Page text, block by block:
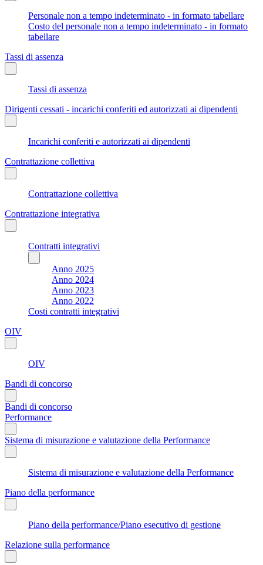
Personale non a tempo indeterminato - in formato tabellare
Costo del personale non a tempo indeterminato - in formato
tabellare
Tassi di assenza
Tassi di assenza
Dirigenti cessati - incarichi conferiti ed autorizzati ai dipendenti
Incarichi conferiti e autorizzati ai dipendenti
Contrattazione collettiva
Contrattazione collettiva
Contrattazione integrativa
Contratti integrativi
Anno 2025
Anno 2024
Anno 2023
Anno 2022
Costi contratti integrativi
OIV
OIV
Bandi di concorso
Bandi di concorso
Performance
Sistema di misurazione e valutazione della Performance
Sistema di misurazione e valutazione della Performance
Piano della performance
Piano della performance/Piano esecutivo di gestione
Relazione sulla performance